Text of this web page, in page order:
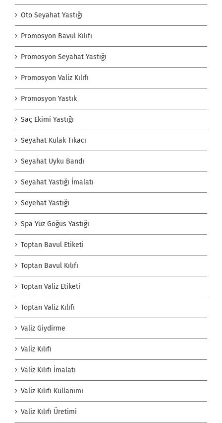
Oto Seyahat Yastığı
Promosyon Bavul Kılıfı
Promosyon Seyahat Yastığı
Promosyon Valiz Kılıfı
Promosyon Yastık
Saç Ekimi Yastığı
Seyahat Kulak Tıkacı
Seyahat Uyku Bandı
Seyahat Yastığı İmalatı
Seyehat Yastığı
Spa Yüz Göğüs Yastığı
Toptan Bavul Etiketi
Toptan Bavul Kılıfı
Toptan Valiz Etiketi
Toptan Valiz Kılıfı
Valiz Giydirme
Valiz Kılıfı
Valiz Kılıfı İmalatı
Valiz Kılıfı Kullanımı
Valiz Kılıfı Üretimi